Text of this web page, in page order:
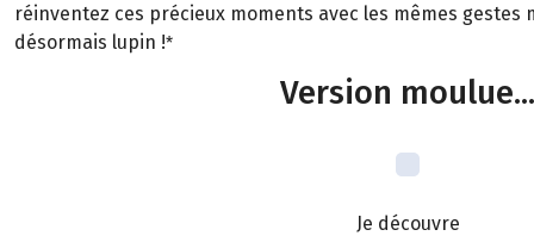
réinventez ces précieux moments avec les mêmes
désormais lupin !*
Version moulue...
Je découvre